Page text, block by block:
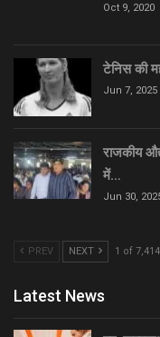
Oct 9, 2020
टेनिस की
Jun 7, 2025
राजकीय
में…
Jun 30,
PREV NEXT 1 of 7,414
Latest News